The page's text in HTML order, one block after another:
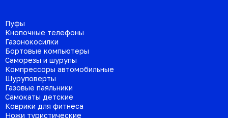
Пуфы
Кнопочные телефоны
Газонокосилки
Бортовые компьютеры
Саморезы и шурупы
Компрессоры автомобильные
Шуруповерты
Газовые паяльники
Самокаты детские
Коврики для фитнеса
Ножи туристические